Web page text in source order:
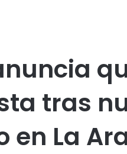
tras
en La